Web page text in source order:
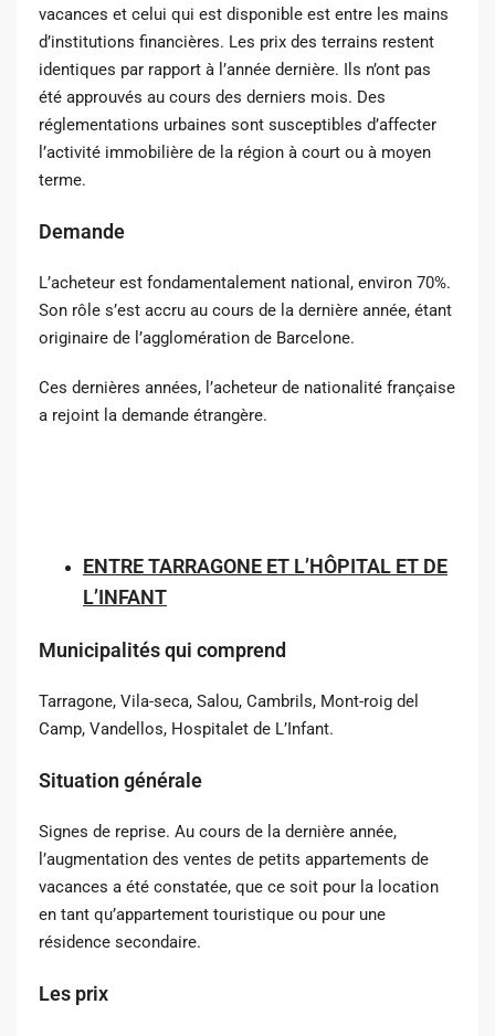
vacances et celui qui est disponible est entre les mains
d’institutions financières. Les prix des terrains restent
identiques par rapport à l’année dernière. Ils n’ont pas
été approuvés au cours des derniers mois. Des
réglementations urbaines sont susceptibles d’affecter
l’activité immobilière de la région à court ou à moyen
terme.
Demande
L’acheteur est fondamentalement national, environ 70%.
Son rôle s’est accru au cours de la dernière année, étant
originaire de l’agglomération de Barcelone.
Ces dernières années, l’acheteur de nationalité française
a rejoint la demande étrangère.
ENTRE TARRAGONE ET L’HÔPITAL ET DE
L’INFANT
Municipalités qui comprend
Tarragone, Vila-seca, Salou, Cambrils, Mont-roig del
Camp, Vandellos, Hospitalet de L’Infant.
Situation générale
Signes de reprise. Au cours de la dernière année,
l’augmentation des ventes de petits appartements de
vacances a été constatée, que ce soit pour la location
en tant qu’appartement touristique ou pour une
résidence secondaire.
Les prix